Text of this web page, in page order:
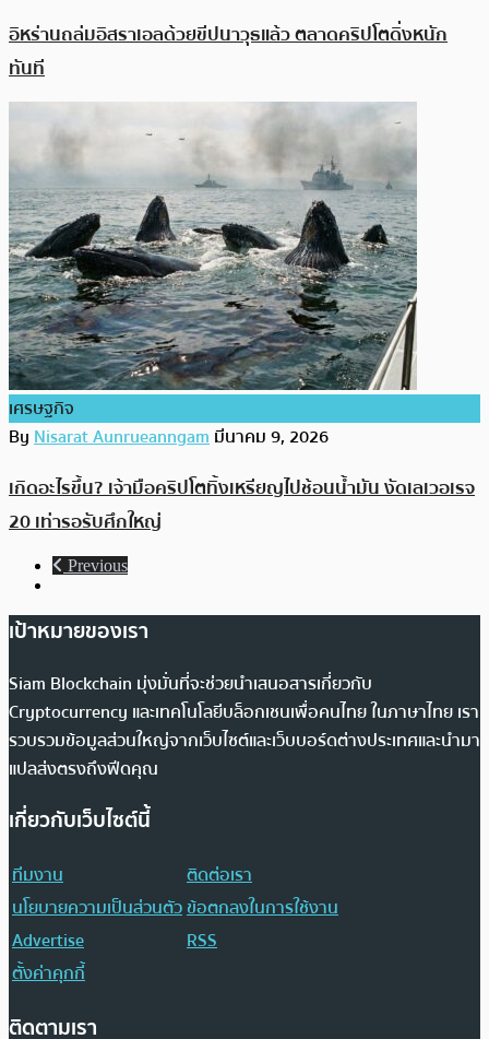
อิหร่านถล่มอิสราเอลด้วยขีปนาวุธแล้ว ตลาดคริปโตดิ่งหนัก
ทันที
เศรษฐกิจ
ByNisarat Aunrueanngamมีนาคม 9, 2026
เกิดอะไรขึ้น? เจ้ามือคริปโตทิ้งเหรียญไปช้อนน้ำมัน งัดเลเวอเรจ
20 เท่ารอรับศึกใหญ่
Previous
เป้าหมายของเรา
Siam Blockchain มุ่งมั่นที่จะช่วยนำเสนอสารเกี่ยวกับ
Cryptocurrency และเทคโนโลยีบล็อกเชนเพื่อคนไทย ในภาษาไทย เรา
รวบรวมข้อมูลส่วนใหญ่จากเว็บไซต์และเว็บบอร์ดต่างประเทศและนำมา
แปลส่งตรงถึงฟีดคุณ
เกี่ยวกับเว็บไซต์นี้
ทีมงาน
ติดต่อเรา
นโยบายความเป็นส่วนตัวข้อตกลงในการใช้งาน
Advertise
RSS
ตั้งค่าคุกกี้
ติดตามเรา